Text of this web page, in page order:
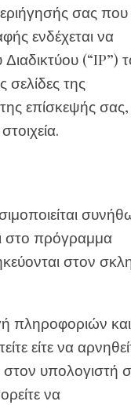
σας που
ενδέχεται να
(“IP”)
της
επίσκεψής
στο πρόγραμμα
στον
πληροφοριών
είτε να
υπολογιστή
να